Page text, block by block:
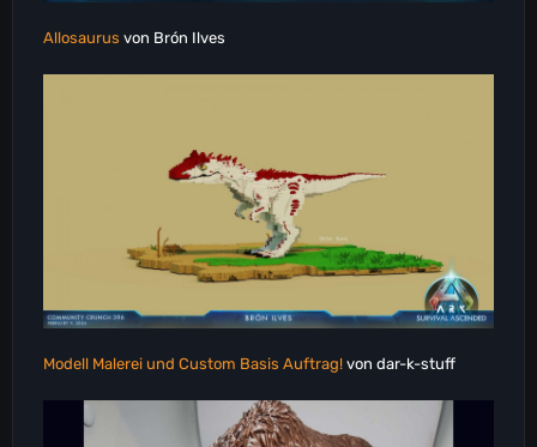
Allosaurus von Brón Ilves
Modell Malerei und Custom Basis Auftrag! von dar-k-stuff